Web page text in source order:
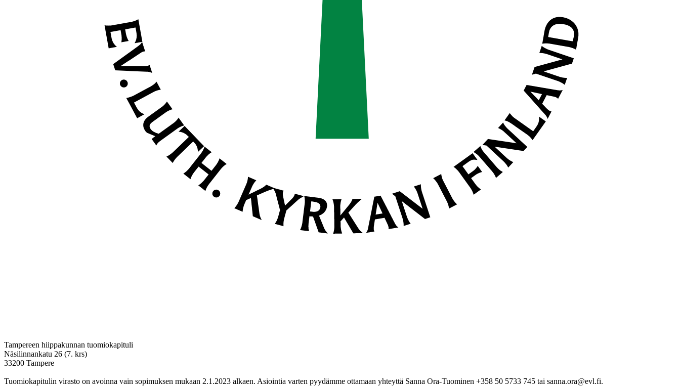
Tampereen hiippakunnan tuomiokapituli
Näsilinnankatu 26 (7. krs)
33200 Tampere
Tuomiokapitulin virasto on avoinna vain sopimuksen mukaan 2.1.2023 alkaen. Asiointia varten pyydämme ottamaan yhteyttä Sanna Ora-Tuominen +358 50 5733 745 tai sanna.ora@evl.fi.